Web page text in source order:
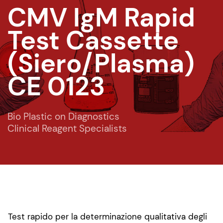
CMV IgM Rapid
Test Cassette
(Siero/Plasma)
CE 0123
Bio Plastic on Diagnostics
Clinical Reagent Specialists
Test rapido per la determinazione qualitativa degli